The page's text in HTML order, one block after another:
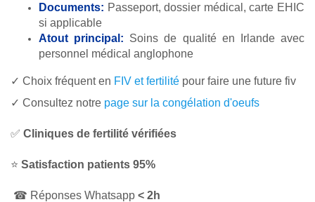
Documents: Passeport, dossier médical, carte EHIC
si applicable
Atout principal: Soins de qualité en Irlande avec
personnel médical anglophone
✓ Choix fréquent en FIV et fertilité pour faire une future fiv
✓ Consultez notre page sur la congélation d'oeufs
✅ Cliniques de fertilité vérifiées
⭐ Satisfaction patients 95%
☎ Réponses Whatsapp < 2h